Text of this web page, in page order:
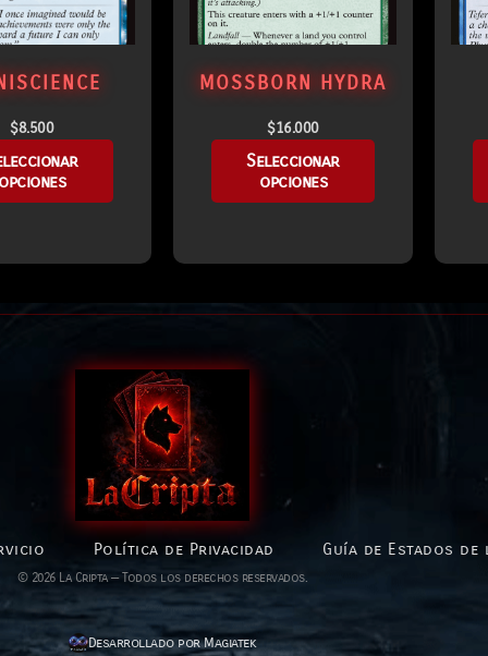
$8.500
opciones
MOSSBORN HYDRA
$16.000
Seleccionar
opciones
Política de Privacidad Guía de Estados de
© 2026 La Cripta — Todos los derechos reservados.
Desarrollado por Magiatek